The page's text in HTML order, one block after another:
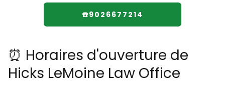
☎️9026677214
⏰ Horaires d'ouverture de
Hicks LeMoine Law Office